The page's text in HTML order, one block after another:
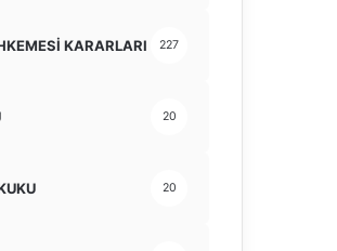
KARARLARI 227
20
20